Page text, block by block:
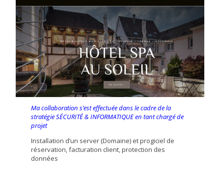
Ma collaboration s’est effectuée dans le cadre de la
stratégie SÉCURITÉ & INFORMATIQUE en tant chargé de
projet
Installation d’un server (Domaine) et progiciel de
réservation, facturation client, protection des
données